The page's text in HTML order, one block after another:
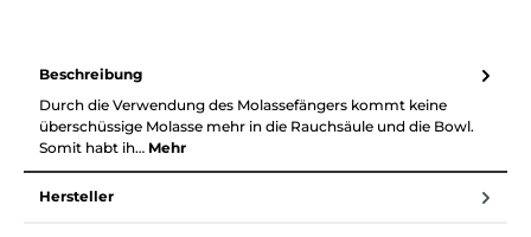
Beschreibung
Durch die Verwendung des Molassefängers kommt keine
überschüssige Molasse mehr in die Rauchsäule und die Bowl.
Somit habt ih… Mehr
Hersteller